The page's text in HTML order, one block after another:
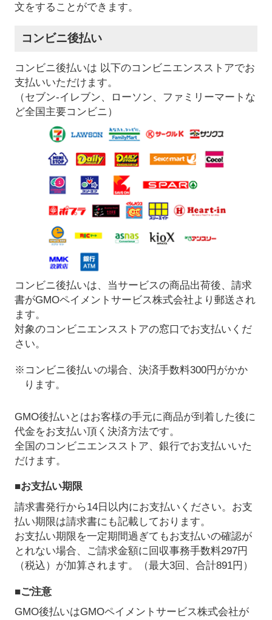
文をすることができます。
コンビニ後払い
コンビニ後払いは 以下のコンビニエンスストアでお
支払いいただけます。
（セブン-イレブン、ローソン、ファミリーマートな
ど全国主要コンビニ）
コンビニ後払いは、当サービスの商品出荷後、請求
書がGMOペイメントサービス株式会社より郵送され
ます。
対象のコンビニエンスストアの窓口でお支払いくだ
さい。
※コンビニ後払いの場合、決済手数料300円がかか
ります。
GMO後払いとはお客様の手元に商品が到着した後に
代金をお支払い頂く決済方法です。
全国のコンビニエンスストア、銀行でお支払いいた
だけます。
■お支払い期限
請求書発行から14日以内にお支払いください。お支
払い期限は請求書にも記載しております。
お支払い期限を一定期間過ぎてもお支払いの確認が
とれない場合、ご請求金額に回収事務手数料297円
（税込）が加算されます。（最大3回、合計891円）
■ご注意
GMO後払いはGMOペイメントサービス株式会社が